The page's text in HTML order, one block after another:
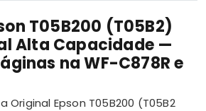
T05B200 (T05B2)
Alta Capacidade —
na WF-C878R e
Original Epson T05B200 (T05B2